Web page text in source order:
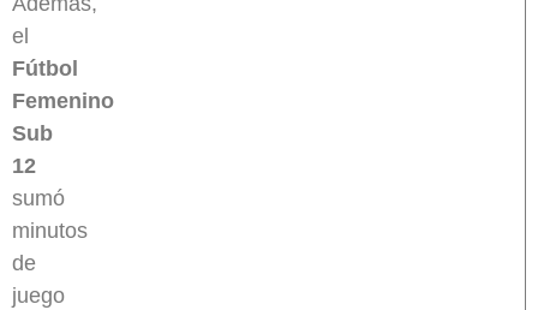
el
Fútbol
Femenino
Sub
12
sumó
minutos
de
juego